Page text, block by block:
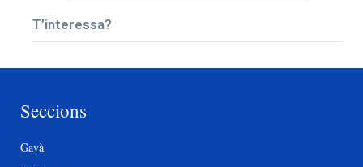
T’interessa?
Seccions
Gavà